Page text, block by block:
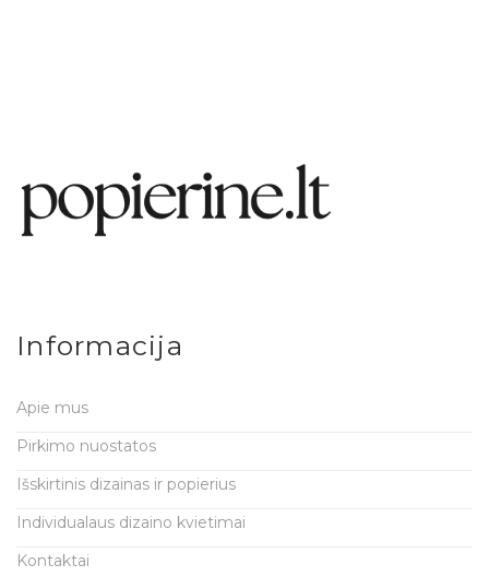
Informacija
Apie mus
Pirkimo nuostatos
Išskirtinis dizainas ir popierius
Individualaus dizaino kvietimai
Kontaktai